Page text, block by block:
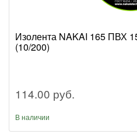
Изолента NAKAI 165 ПВХ
(10/200)
114.00 руб.
В наличии